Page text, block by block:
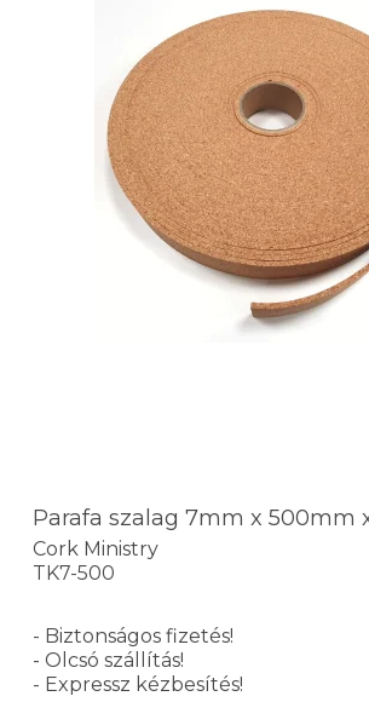
Parafa szalag 7mm x 500mm
Cork Ministry
TK7-500
- Biztonságos fizetés!
- Olcsó szállítás!
- Expressz kézbesítés!